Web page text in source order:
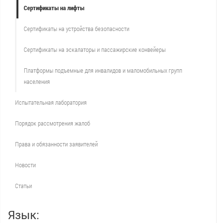
Сертификаты на лифты
Сертификаты на устройства безопасности
Сертификаты на эскалаторы и пассажирские конвейеры
Платформы подъемные для инвалидов и маломобильных групп
населения
Испытательная лаборатория
Порядок рассмотрения жалоб
Права и обязанности заявителей
Новости
Статьи
Язык: